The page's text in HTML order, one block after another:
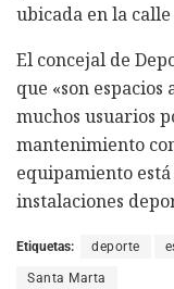
ubicada en la
El concejal de
que «son
muchos usuarios
mantenimiento
equipamiento
instalaciones
Etiquetas: deporte
Santa Marta